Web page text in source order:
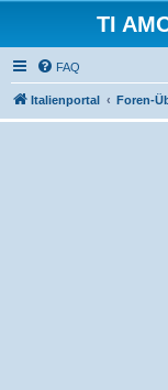
TI
FAQ
Italienportal Foren-